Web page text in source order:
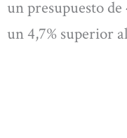
un presupuesto de
un 4,7% superior